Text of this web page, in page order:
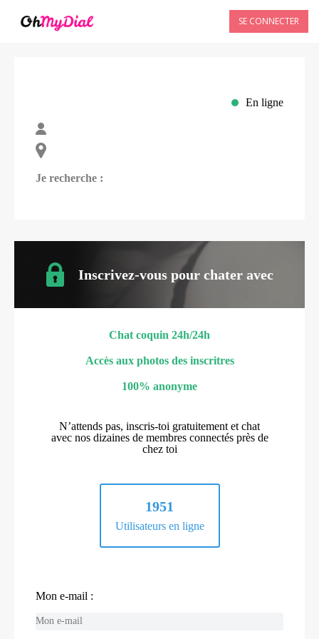
SE CONNECTER
En ligne
Je recherche :
Inscrivez-vous pour chater avec
Chat coquin 24h/24h
Accès aux photos des inscritres
100% anonyme
N’attends pas, inscris-toi gratuitement et chat
avec nos dizaines de membres connectés près de
chez toi
1951
Utilisateurs en ligne
Mon e-mail :